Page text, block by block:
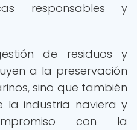
responsables y
de residuos y
a la preservación
sino que también
la industria naviera y
con la